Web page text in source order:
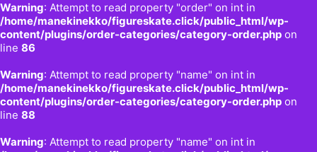
Warning: Attempt to read property "order" on int in
/home/manekinekko/figureskate.click/public_html/wp-
content/plugins/order-categories/category-order.php on
line 86
Warning: Attempt to read property "name" on int in
/home/manekinekko/figureskate.click/public_html/wp-
content/plugins/order-categories/category-order.php on
line 88
Warning: Attempt to read property "name" on int in
